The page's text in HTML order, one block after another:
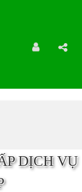
DỊCH VỤ